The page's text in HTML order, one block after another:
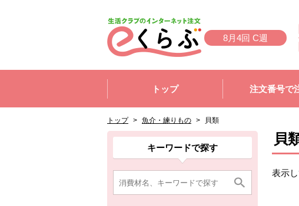
8月4回 C週
トップ
注文番号で
トップ > 魚介・練りもの > 貝類
ここから消費材検索メニューです。
キーワードで探す
消費材検索メニューここまで。
ここから本文です。
ここから組合員向けメニューです。
組合員向けメニューここまで。
ここから本文です。 貝
表示